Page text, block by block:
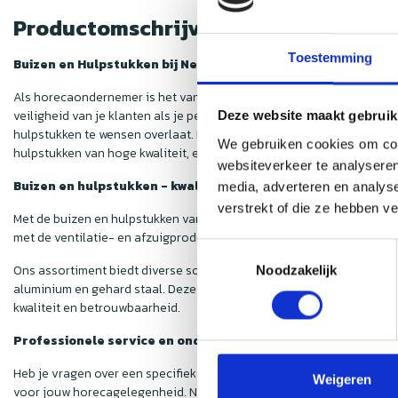
Toestemming
Deze website maakt
We gebruiken cookies om
websiteverkeer te
media, adverteren en
verstrekt of die ze hebben
Noodzakelijk
Weigeren
Productomschrijving
Buizen en Hulpstukken bij Nedfan
Als horecaondernemer is het van groot belang om de
veiligheid van je klanten als je personeel essentieel is. Hoewel de
hulpstukken te wensen overlaat. Deze onderdelen zijn echter van
hulpstukken van hoge kwaliteit, en dat ook nog eens voor een
Buizen en hulpstukken - kwaliteit voor een scherpe prijs
Met de buizen en hulpstukken van
Nedfanweet je zeker dat jouw
met de ventilatie- en afzuigproducten die je in onze webshop
Ons assortiment biedt diverse soorten hulpstukken, zodat iedere
aluminium en gehard staal. Deze materialen zijn niet alleen
kwaliteit en betrouwbaarheid.
Professionele service en ondersteuning
Heb je vragen over een specifiek product of ben je niet zeker van
voor jouw horecagelegenheid. Neem gerust contact op met onze